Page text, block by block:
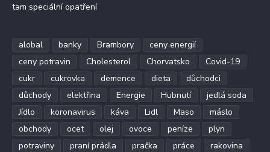
tam speciální opatření
alobal banky Brambory
ceny energií
ceny potravin
Cholesterol Chorvatsko
Covid-19
cukr
cukrovka demence dieta
důchodci
důchody
elektřina Energie Hubnutí
jedlá soda
Jídlo
koronavirus káva Lidl Maso
máslo
obchody
ocet olej ovoce peníze
plyn
potraviny
praní prádla pračka práce rakovina